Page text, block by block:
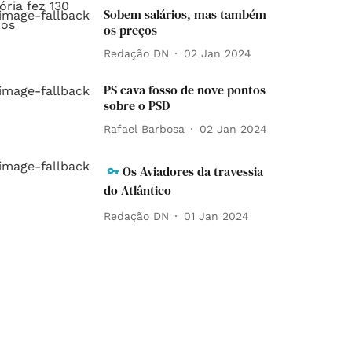
Sobem salários, mas também
os preços
Redação DN 02 Jan 2024
PS cava fosso de nove pontos
sobre o PSD
Rafael Barbosa 02 Jan 2024
Os Aviadores da travessia
do Atlântico
Redação DN 01 Jan 2024